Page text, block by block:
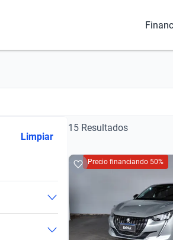
Limpiar
15 Resultados
Precio financiando 50%